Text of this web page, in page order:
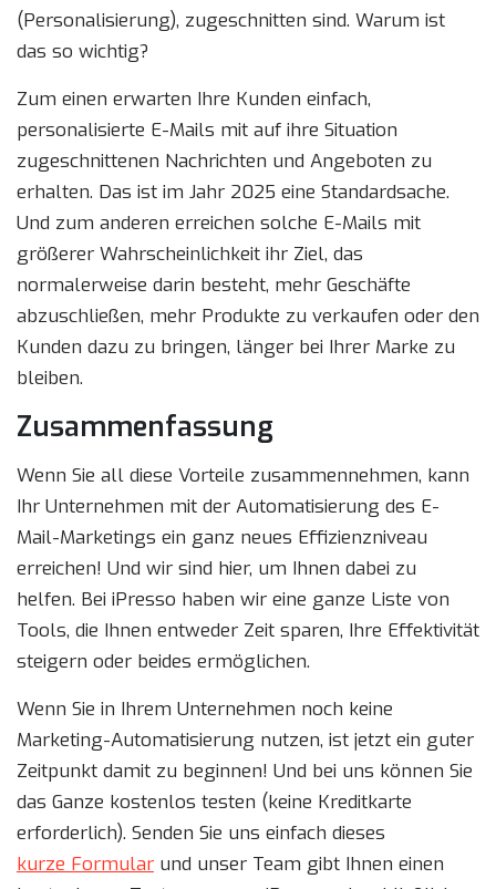
(Personalisierung), zugeschnitten sind. Warum ist
das so wichtig?
Zum einen erwarten Ihre Kunden einfach,
personalisierte E-Mails mit auf ihre Situation
zugeschnittenen Nachrichten und Angeboten zu
erhalten. Das ist im Jahr 2025 eine Standardsache.
Und zum anderen erreichen solche E-Mails mit
größerer Wahrscheinlichkeit ihr Ziel, das
normalerweise darin besteht, mehr Geschäfte
abzuschließen, mehr Produkte zu verkaufen oder den
Kunden dazu zu bringen, länger bei Ihrer Marke zu
bleiben.
Zusammenfassung
Wenn Sie all diese Vorteile zusammennehmen, kann
Ihr Unternehmen mit der Automatisierung des E-
Mail-Marketings ein ganz neues Effizienzniveau
erreichen! Und wir sind hier, um Ihnen dabei zu
helfen. Bei iPresso haben wir eine ganze Liste von
Tools, die Ihnen entweder Zeit sparen, Ihre Effektivität
steigern oder beides ermöglichen.
Wenn Sie in Ihrem Unternehmen noch keine
Marketing-Automatisierung nutzen, ist jetzt ein guter
Zeitpunkt damit zu beginnen! Und bei uns können Sie
das Ganze kostenlos testen (keine Kreditkarte
erforderlich). Senden Sie uns einfach dieses
kurze Formular und unser Team gibt Ihnen einen